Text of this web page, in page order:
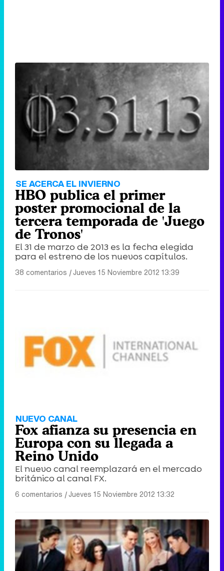
SE ACERCA EL INVIERNO
HBO publica el primer
poster promocional de la
tercera temporada de 'Juego
de Tronos'
El 31 de marzo de 2013 es la fecha elegida
para el estreno de los nuevos capítulos.
38 comentarios |Jueves 15 Noviembre 2012 13:39
NUEVO CANAL
Fox afianza su presencia en
Europa con su llegada a
Reino Unido
El nuevo canal reemplazará en el mercado
británico al canal FX.
6 comentarios |Jueves 15 Noviembre 2012 13:32